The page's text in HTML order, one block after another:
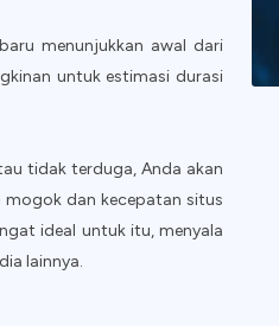
menunjukkan awal dari
untuk estimasi durasi
tidak terduga, Anda akan
mogok dan kecepatan situs
ideal untuk itu, menyala
lainnya.